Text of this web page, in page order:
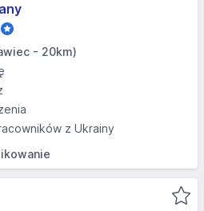
- 20km)
z Ukrainy